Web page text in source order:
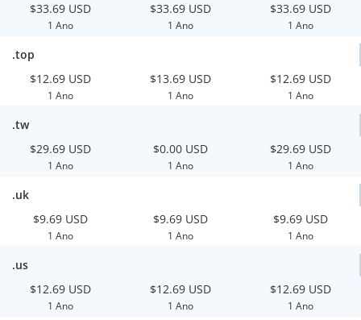
$33.69 USD
1 Ano
$33.69 USD
1 Ano
$33.69 USD
1 Ano
.top
$12.69 USD
1 Ano
$13.69 USD
1 Ano
$12.69 USD
1 Ano
.tw
$29.69 USD
1 Ano
$0.00 USD
1 Ano
$29.69 USD
1 Ano
.uk
$9.69 USD
1 Ano
$9.69 USD
1 Ano
$9.69 USD
1 Ano
.us
$12.69 USD
1 Ano
$12.69 USD
1 Ano
$12.69 USD
1 Ano